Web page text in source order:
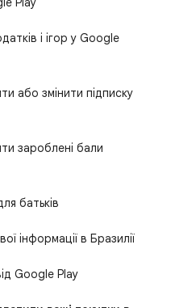
і ігор у Google
або змінити підписку
зароблені бали
батьків
інформації в Бразилії
Google Play